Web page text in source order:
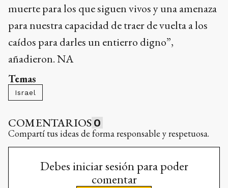
muerte para los que siguen vivos y una amenaza
para nuestra capacidad de traer de vuelta a los
caídos para darles un entierro digno”,
añadieron. NA
Temas
Israel
COMENTARIOS 0
Compartí tus ideas de forma responsable y respetuosa.
Debes iniciar sesión para poder
comentar